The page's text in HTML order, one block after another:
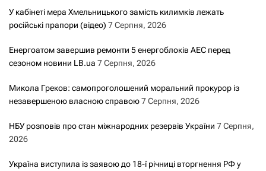
У кабінеті мера Хмельницького замість килимків лежать
російські прапори (відео) 7 Серпня, 2026
Енергоатом завершив ремонти 5 енергоблоків АЕС перед
сезоном новини LB.ua 7 Серпня, 2026
Микола Греков: самопроголошений моральний прокурор із
незавершеною власною справою7 Серпня, 2026
НБУ розповів про стан міжнародних резервів України 7 Серпня,
2026
Україна виступила із заявою до 18-ї річниці вторгнення РФ у